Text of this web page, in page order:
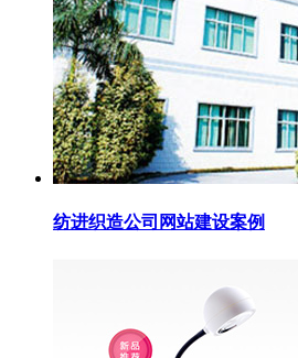
纺进织造公司网站建设案例